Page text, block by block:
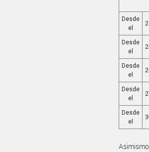
Desde
el
Desde
el
Desde
el
Desde
el
Desde
el